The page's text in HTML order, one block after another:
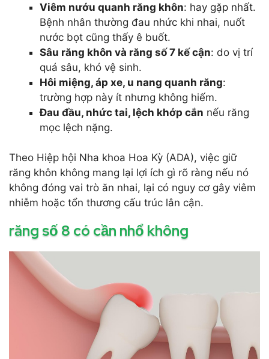
Viêm nướu quanh răng khôn: hay gặp nhất.
Bệnh nhân thường đau nhức khi nhai, nuốt
nước bọt cũng thấy ê buốt.
Sâu răng khôn và răng số 7 kế cận: do vị trí
quá sâu, khó vệ sinh.
Hôi miệng, áp xe, u nang quanh răng:
trường hợp này ít nhưng không hiếm.
Đau đầu, nhức tai, lệch khớp cắn nếu răng
mọc lệch nặng.
Theo Hiệp hội Nha khoa Hoa Kỳ (ADA), việc giữ
răng khôn không mang lại lợi ích gì rõ ràng nếu nó
không đóng vai trò ăn nhai, lại có nguy cơ gây viêm
nhiễm hoặc tổn thương cấu trúc lân cận.
răng số 8 có cần nhổ không